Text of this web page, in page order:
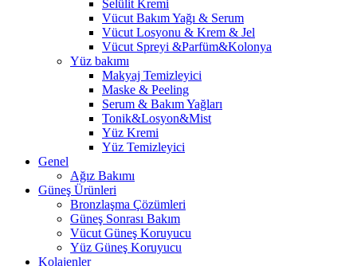
Selülit Kremi
Vücut Bakım Yağı & Serum
Vücut Losyonu & Krem & Jel
Vücut Spreyi &Parfüm&Kolonya
Yüz bakımı
Makyaj Temizleyici
Maske & Peeling
Serum & Bakım Yağları
Tonik&Losyon&Mist
Yüz Kremi
Yüz Temizleyici
Genel
Ağız Bakımı
Güneş Ürünleri
Bronzlaşma Çözümleri
Güneş Sonrası Bakım
Vücut Güneş Koruyucu
Yüz Güneş Koruyucu
Kolajenler